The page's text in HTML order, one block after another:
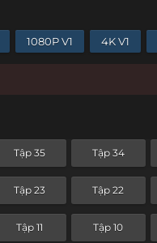
1080P V1 4K V1
Tập 35 Tập 34
Tập 23 Tập 22
Tập 11 Tập 10